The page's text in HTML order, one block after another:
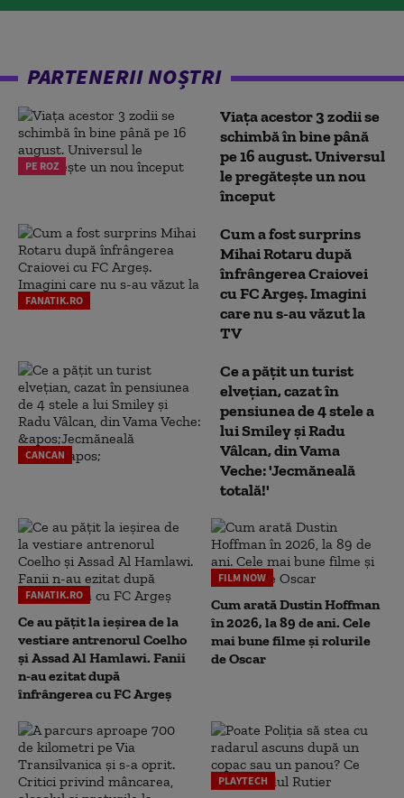
PARTENERII NOȘTRI
PE ROZ
Viața acestor 3 zodii se
schimbă în bine până
pe 16 august. Universul
le pregătește un nou
început
FANATIK.RO
Cum a fost surprins
Mihai Rotaru după
înfrângerea Craiovei
cu FC Argeș. Imagini
care nu s-au văzut la
TV
CANCAN
Ce a pățit un turist
elvețian, cazat în
pensiunea de 4 stele a
lui Smiley și Radu
Vâlcan, din Vama
Veche: 'Jecmăneală
totală!'
FANATIK.RO
Ce au pățit la ieșirea de la
vestiare antrenorul Coelho
și Assad Al Hamlawi. Fanii
n-au ezitat după
înfrângerea cu FC Argeș
FILM NOW
Cum arată Dustin Hoffman
în 2026, la 89 de ani. Cele
mai bune filme și rolurile
de Oscar
PLAYTECH